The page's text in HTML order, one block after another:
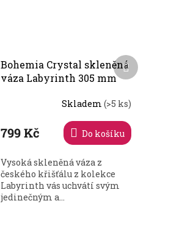
Bohemia Crystal skleněná
váza Labyrinth 305 mm
Skladem(>5 ks)
799 Kč Do košíku
Vysoká skleněná váza z
českého křišťálu z kolekce
Labyrinth vás uchvátí svým
jedinečným a...
Další
produkt